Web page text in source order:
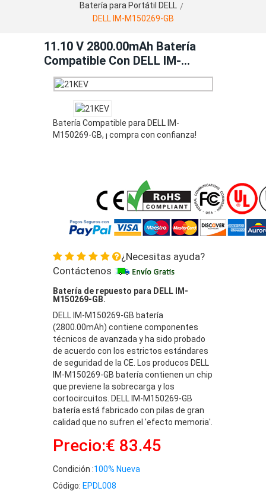
Batería para Portátil DELL
DELL IM-M150269-GB
11.10 V 2800.00mAh Batería
Compatible Con DELL IM-
M150269-GB
Batería Compatible para DELL IM-
M150269-GB, ¡ compra con confianza!
¿Necesitas ayuda?
Contáctenos
Batería de repuesto para DELL IM-
M150269-GB.
DELL IM-M150269-GB batería
(2800.00mAh) contiene componentes
técnicos de avanzada y ha sido probado
de acuerdo con los estrictos estándares
de seguridad de la CE. Los producos DELL
IM-M150269-GB batería contienen un chip
que previene la sobrecarga y los
cortocircuitos. DELL IM-M150269-GB
batería está fabricado con pilas de gran
calidad que no sufren el 'efecto memoria'.
Precio:€ 83.45
Condición :100% Nueva
Código: EPDL008